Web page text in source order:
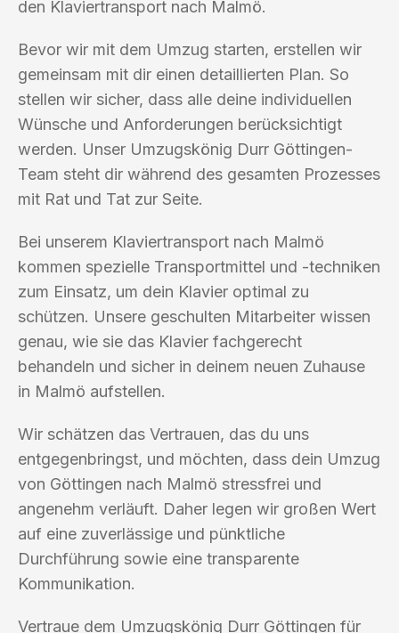
den Klaviertransport nach Malmö.
Bevor wir mit dem Umzug starten, erstellen wir
gemeinsam mit dir einen detaillierten Plan. So
stellen wir sicher, dass alle deine individuellen
Wünsche und Anforderungen berücksichtigt
werden. Unser Umzugskönig Durr Göttingen-
Team steht dir während des gesamten Prozesses
mit Rat und Tat zur Seite.
Bei unserem Klaviertransport nach Malmö
kommen spezielle Transportmittel und -techniken
zum Einsatz, um dein Klavier optimal zu
schützen. Unsere geschulten Mitarbeiter wissen
genau, wie sie das Klavier fachgerecht
behandeln und sicher in deinem neuen Zuhause
in Malmö aufstellen.
Wir schätzen das Vertrauen, das du uns
entgegenbringst, und möchten, dass dein Umzug
von Göttingen nach Malmö stressfrei und
angenehm verläuft. Daher legen wir großen Wert
auf eine zuverlässige und pünktliche
Durchführung sowie eine transparente
Kommunikation.
Vertraue dem Umzugskönig Durr Göttingen für